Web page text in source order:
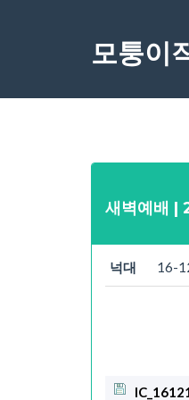
모퉁이
새벽예배 |
넉대 16-